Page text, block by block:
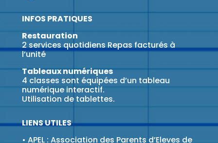
INFOS PRATIQUES
Restauration
2 services quotidiens Repas facturés à
l’unité
Tableaux numériques
4 classes sont équipées d’un tableau
numérique interactif.
Utilisation de tablettes.
LIENS UTILES
• APEL : Association des Parents d’Eleves de